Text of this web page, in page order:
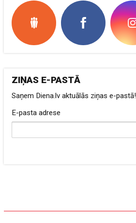
ZIŅAS E-PASTĀ
Saņem Diena.lv aktuālās ziņas e-pastā!
E-pasta adrese